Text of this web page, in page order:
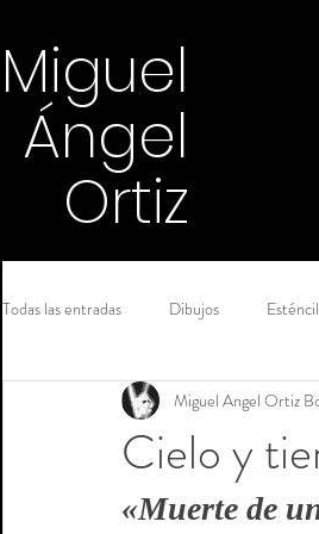
Miguel
Ángel
Ortiz
Todas las entradas Dibujos Esténcil
Introspección acuarela en
Grafito Plumón
Cielo y
Miguel Angel Ortiz
«Muerte de